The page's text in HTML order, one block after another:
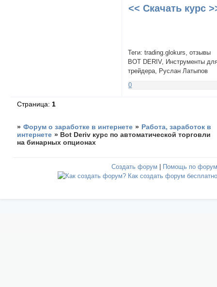
<< Скачать курс
Теги: trading.glokurs, отзывы
BOT DERIV, Инструменты
трейдера, Руслан Латыпов
0
Страница: 1
» Форум о заработке в интернете » Работа, заработок в
интернете » Bot Deriv курс по автоматической торговли
на бинарных опционах
Создать форум Помощь по